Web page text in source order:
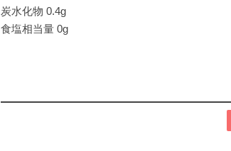
炭水化物 0.4g
食塩相当量 0g